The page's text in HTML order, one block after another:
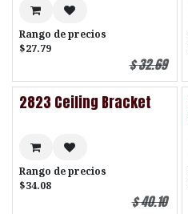
Rango de precios
$27.79
$32.69
2823 Ceiling Bracket
Rango de precios
$34.08
$40.10